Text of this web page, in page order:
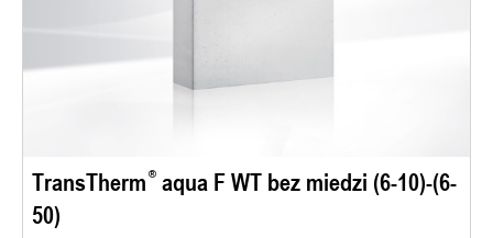
TransTherm aqua F WT bez miedzi (6-10)-(6-
50)